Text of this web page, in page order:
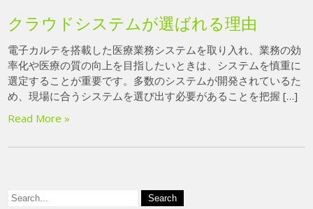
クラウドシステムが選ばれる理由
電子カルテを搭載した医療業務システムを取り入れ、業務の効
率化や医療の質の向上を目指したいときは、システムを慎重に
選定することが重要です。多数のシステムが開発されているた
め、現場に合うシステムを選び出す必要があることを把握 […]
Read More »